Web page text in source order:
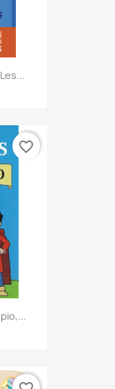
favorite_border